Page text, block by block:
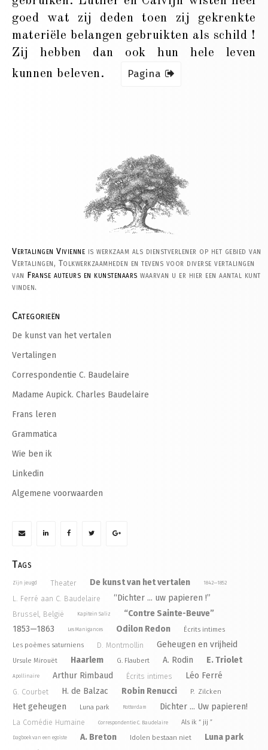
goed wat zij deden toen zij gekrenkte
materiële belangen gebruikten als schild !
Zij hebben dan ook hun hele leven
kunnen beleven.
Pagina
Vertalingen Vivienne is werkzaam als dienstverlener op het gebied van
Vertalingen, Tolkwerkzaamheden en tevens voor diverse vertalingen
van Franse auteurs en kunstenaars waarvan u er hier een aantal kunt
vinden.
Categorieën
De kunst van het vertalen
Vertalingen
Correspondentie C. Baudelaire
Madame Aupick. Charles Baudelaire
Frans leren
Grammatica
Wie ben ik
Linkedin
Algemene voorwaarden
Tags
Zijn jeugd Theater De kunst van het vertalen 1842—1852
L. Ferré aan C. Baudelaire “Dichter ... uw papieren !”
Brussel, België Kapitein Saliz
“Contre Sainte-Beuve”
1853—1863
Les Manigances Odilon Redon
Écrits intimes
Les poèmes saturniens
D. Montmollin Geheugen en vrijheid
Ursule Mirouët Haarlem G. Flaubert A. Rodin E. Triolet
Apollinaire Arthur Rimbaud Écrits intimes Léo Ferré
G. Courbet H. de Balzac Robin Renucci P. Zilcken
Het geheugen Luna park Rotterdam Dichter ... Uw papieren!
La Comédie Humaine Correspondentie C. Baudelaire Als ik “ jij ”
Dagboek van een egoïste A. Breton Idolen bestaan niet Luna park